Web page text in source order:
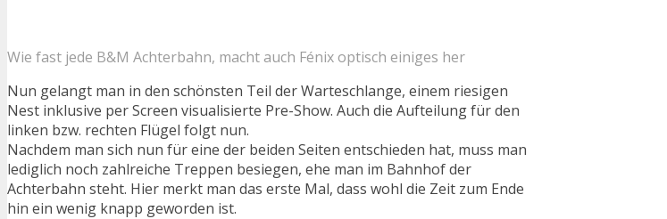
Wie fast jede B&M Achterbahn, macht auch Fénix optisch einiges her
Nun gelangt man in den schönsten Teil der Warteschlange, einem riesigen
Nest inklusive per Screen visualisierte Pre-Show. Auch die Aufteilung für den
linken bzw. rechten Flügel folgt nun.
Nachdem man sich nun für eine der beiden Seiten entschieden hat, muss man
lediglich noch zahlreiche Treppen besiegen, ehe man im Bahnhof der
Achterbahn steht. Hier merkt man das erste Mal, dass wohl die Zeit zum Ende
hin ein wenig knapp geworden ist.